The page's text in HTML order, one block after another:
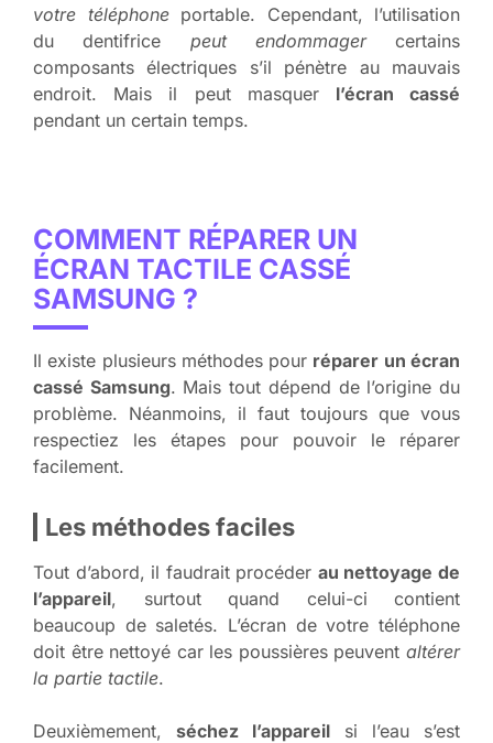
votre téléphoneportable. Cependant, l’utilisation
du dentifrice peut endommagercertains
composants électriques s’il pénètre au mauvais
endroit. Mais il peut masquer l’écran cassé
pendant un certain temps.
COMMENT RÉPARER UN
ÉCRAN TACTILE CASSÉ
SAMSUNG ?
Il existe plusieurs méthodes pour réparer un écran
cassé Samsung. Mais tout dépend de l’origine du
problème. Néanmoins, il faut toujours que vous
respectiez les étapes pour pouvoir le réparer
facilement.
Les méthodes faciles
Tout d’abord, il faudrait procéder au nettoyage de
l’appareil, surtout quand celui-ci contient
beaucoup de saletés. L’écran de votre téléphone
doit être nettoyé car les poussières peuvent altérer
la partie tactile.
Deuxièmement, séchez l’appareil si l’eau s’est